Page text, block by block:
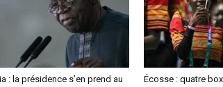
: la présidence s’en prend au
Écosse : quatre